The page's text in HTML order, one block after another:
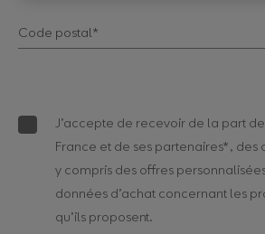
Code postal*
J’accepte de recevoir de la part
France et de ses partenaires*,
y compris des offres
données d’achat concernant les
qu’ils proposent.